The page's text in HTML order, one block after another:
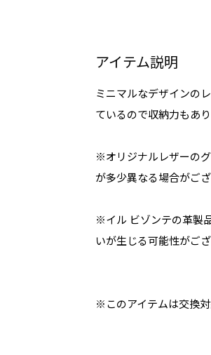
アイテム説明
ミニマルなデザインの
ているので収納力もあ
※オリジナルレザーの
が多少異なる場合がご
※イル ビゾンテの革製
いが生じる可能性がご
※このアイテムは交換